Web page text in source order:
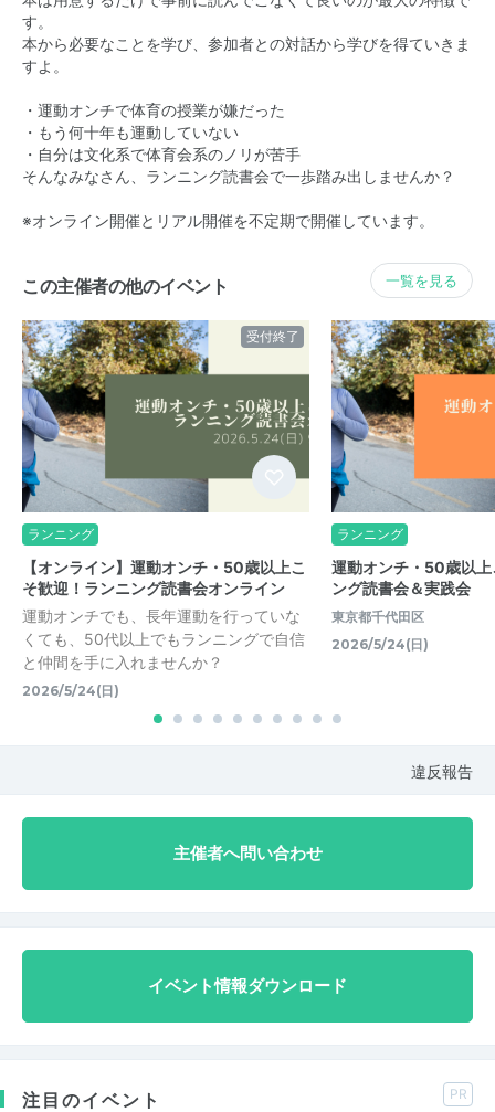
す。
本から必要なことを学び、参加者との対話から学びを得ていきま
すよ。
・運動オンチで体育の授業が嫌だった
・もう何十年も運動していない
・自分は文化系で体育会系のノリが苦手
そんなみなさん、ランニング読書会で一歩踏み出しませんか？
※オンライン開催とリアル開催を不定期で開催しています。
この主催者の他のイベント 一覧を見る
受付終了
ランニング
【オンライン】運動オンチ・50歳以上こ
そ歓迎！ランニング読書会オンライン
運動オンチでも、長年運動を行っていな
くても、50代以上でもランニングで自信
と仲間を手に入れませんか？
2026/5/24(日)
ランニング
運動オンチ・50歳以
ング読書会＆実践会
東京都千代田区
2026/5/24(日)
違反報告
主催者へ問い合わせ
イベント情報ダウンロード
注目のイベント PR